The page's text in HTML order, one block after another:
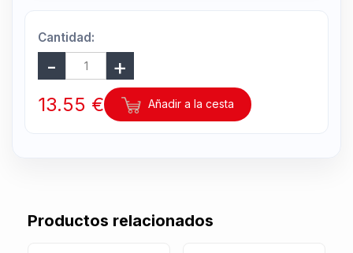
Cantidad:
13.55 € Añadir a la cesta
Productos relacionados